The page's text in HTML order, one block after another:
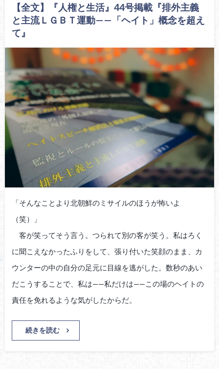
【全文】『人権と生活』44号掲載『排外主義
と主流ＬＧＢＴ運動——「ヘイト」概念を超え
て』
「そんなことより北朝鮮のミサイルのほうが怖いよ
（笑）」
客が笑ってそう言う。つられて別の客が笑う。私はろく
に聞こえなかったふりをして、張り付いた笑顔のまま、カ
ウンターの中の自分の足元に目線を逃がした。数秒のあい
だこうすることで、私は——私だけは——この場のヘイトの
責任を免れるような気がしたからだ。
続きを読む